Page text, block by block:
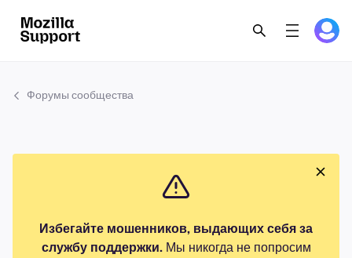
Форумы сообщества
Избегайте мошенников, выдающих себя за
службу поддержки.Мы никогда не попросим